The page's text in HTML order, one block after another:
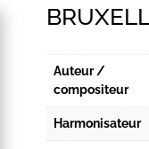
Auteur /
compositeur
Harmonisateur